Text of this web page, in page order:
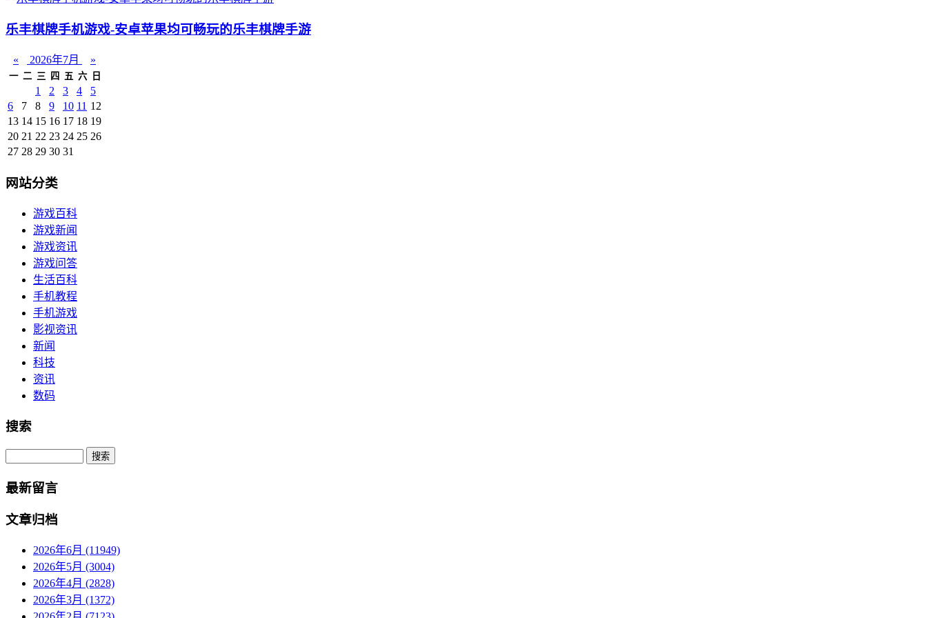
乐丰棋牌手机游戏-安卓苹果均可畅玩的乐丰棋牌手游
« 2026年7月 »
一 二 三 四 五 六 日
1 2 3 4
5
6
7 8 9 10 11 12
13 14 15 16 17 18 19
20 21 22 23 24 25 26
27 28 29 30 31
网站分类
游戏百科
游戏新闻
游戏资讯
游戏问答
生活百科
手机教程
手机游戏
影视资讯
新闻
科技
资讯
数码
搜索
Search
最新留言
文章归档
2026年6月 (11949)
2026年5月 (3004)
2026年4月 (2828)
2026年3月 (1372)